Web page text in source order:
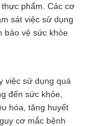
phẩm. Các cơ
sát việc sử dụng
bảo vệ sức khỏe
việc sử dụng quá
đến sức khỏe,
hóa, tăng huyết
cơ mắc bệnh